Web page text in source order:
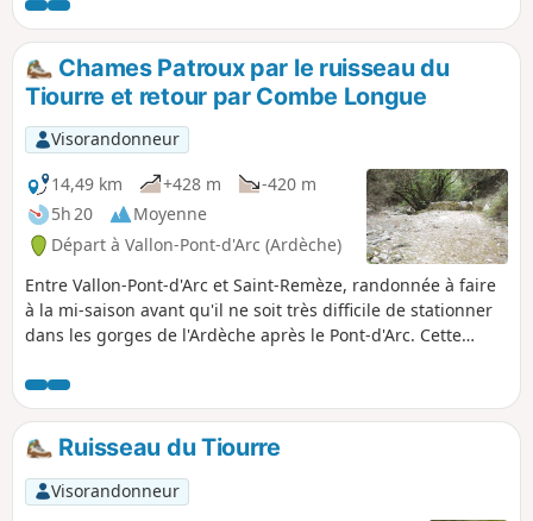
grottes, rochers, aiguilles, rapides, plages sablonneuses ou
de galets se succèdent. De nombreux oiseaux occupent les
falaises.- remonter par une autre belle combe, offrant
quelques très beaux points de vue sur les gorges et leurs
méandres pour atteindre le plateau.
Chames Patroux par le ruisseau du
Tiourre et retour par Combe Longue
Visorandonneur
14,49 km
+428 m
-420 m
5h 20
Moyenne
Départ à Vallon-Pont-d'Arc (Ardèche)
Entre Vallon-Pont-d'Arc et Saint-Remèze, randonnée à faire
à la mi-saison avant qu'il ne soit très difficile de stationner
dans les gorges de l'Ardèche après le Pont-d'Arc. Cette
l'Ardèche, du Tiourre, le plateau de Saint-Remèze puis le
Pont-d'Arc au retour.
Ruisseau du Tiourre
Visorandonneur